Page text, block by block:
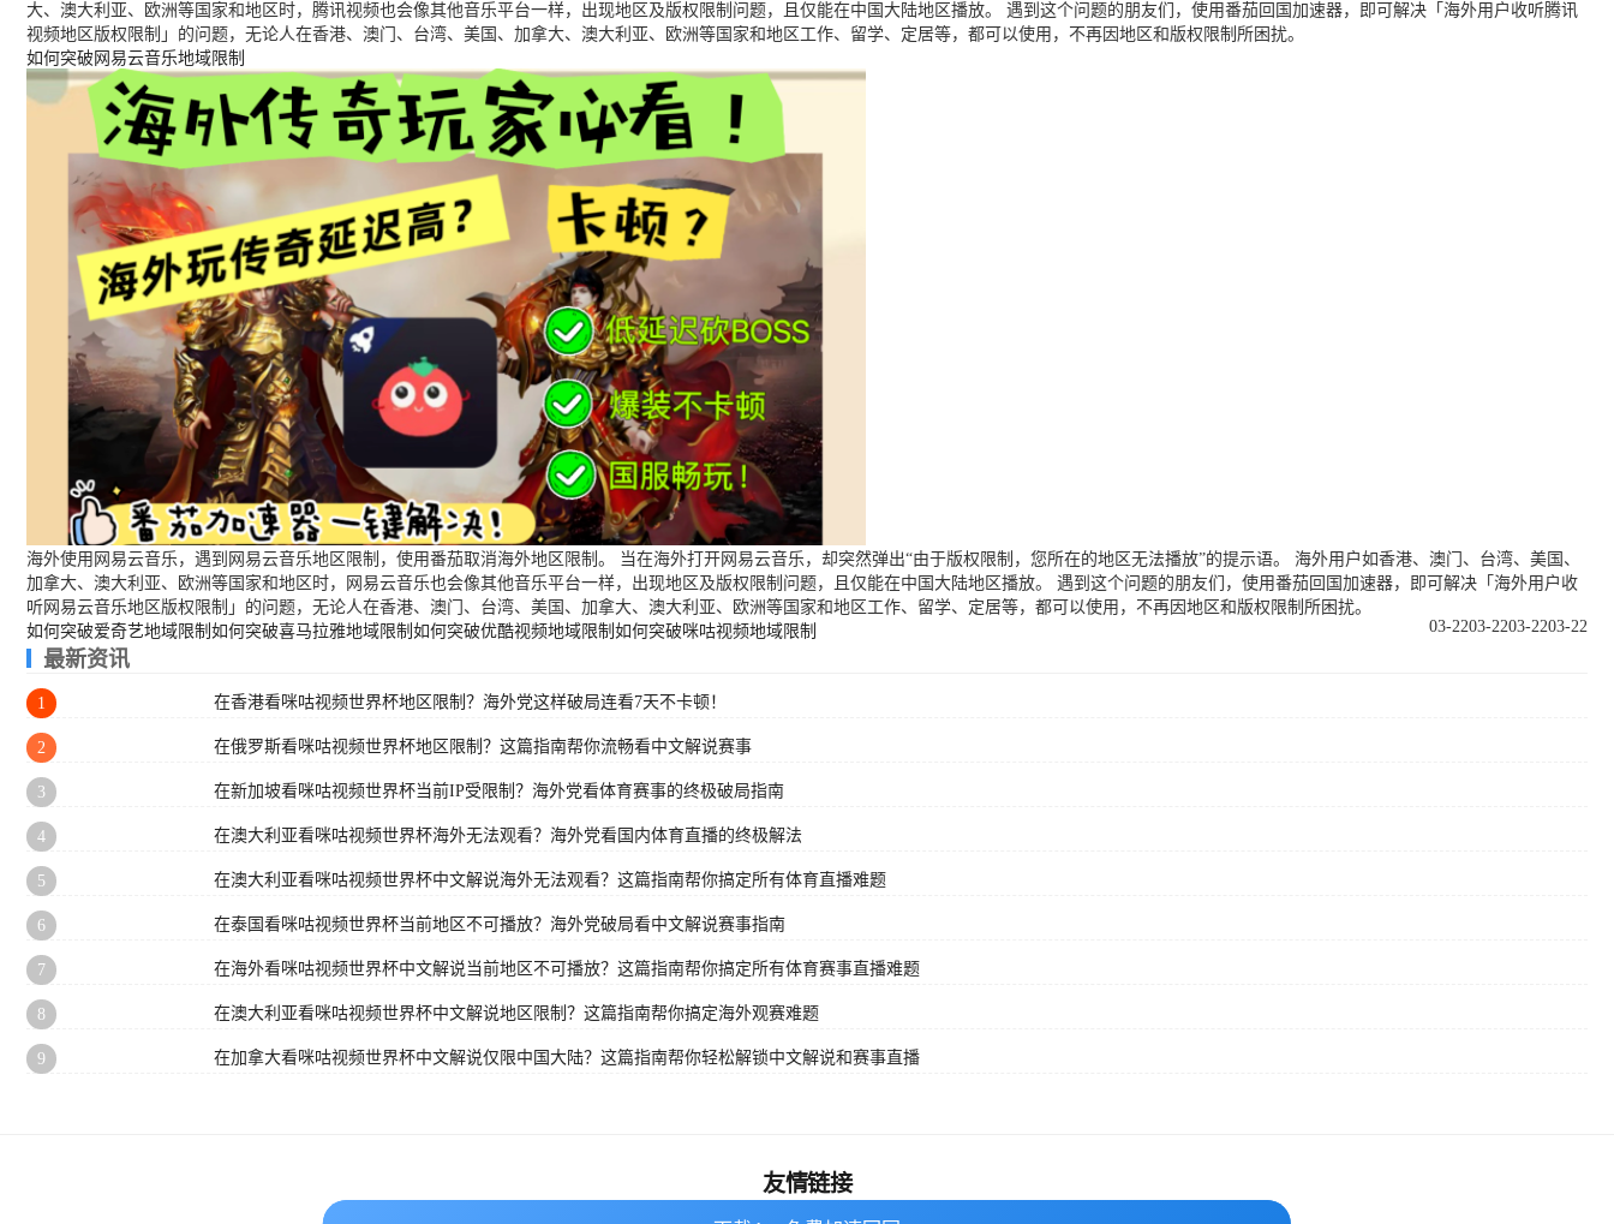
大、澳大利亚、欧洲等国家和地区时，腾讯视频也会像其他音乐平台一样，出现地区及版权限制问题，且仅能在中国大陆地区播放。 遇到这个问题的朋友们，使用番茄回国加速器，即可解决「海外用户收听腾讯
视频地区版权限制」的问题，无论人在香港、澳门、台湾、美国、加拿大、澳大利亚、欧洲等国家和地区工作、留学、定居等，都可以使用，不再因地区和版权限制所困扰。
如何突破网易云音乐地域限制
海外使用网易云音乐，遇到网易云音乐地区限制，使用番茄取消海外地区限制。 当在海外打开网易云音乐，却突然弹出“由于版权限制，您所在的地区无法播放”的提示语。 海外用户如香港、澳门、台湾、美国、
加拿大、澳大利亚、欧洲等国家和地区时，网易云音乐也会像其他音乐平台一样，出现地区及版权限制问题，且仅能在中国大陆地区播放。 遇到这个问题的朋友们，使用番茄回国加速器，即可解决「海外用户收
听网易云音乐地区版权限制」的问题，无论人在香港、澳门、台湾、美国、加拿大、澳大利亚、欧洲等国家和地区工作、留学、定居等，都可以使用，不再因地区和版权限制所困扰。
如何突破爱奇艺地域限制
03-22
如何突破喜马拉雅地域限制 03-22
如何突破优酷视频地域限制 03-22
如何突破咪咕视频地域限制 03-22
最新资讯
1 在香港看咪咕视频世界杯地区限制？海外党这样破局连看7天不卡顿！
2 在俄罗斯看咪咕视频世界杯地区限制？这篇指南帮你流畅看中文解说赛事
3 在新加坡看咪咕视频世界杯当前IP受限制？海外党看体育赛事的终极破局指南
4 在澳大利亚看咪咕视频世界杯海外无法观看？海外党看国内体育直播的终极解法
5 在澳大利亚看咪咕视频世界杯中文解说海外无法观看？这篇指南帮你搞定所有体育直播难题
6 在泰国看咪咕视频世界杯当前地区不可播放？海外党破局看中文解说赛事指南
7 在海外看咪咕视频世界杯中文解说当前地区不可播放？这篇指南帮你搞定所有体育赛事直播难题
8 在澳大利亚看咪咕视频世界杯中文解说地区限制？这篇指南帮你搞定海外观赛难题
9 在加拿大看咪咕视频世界杯中文解说仅限中国大陆？这篇指南帮你轻松解锁中文解说和赛事直播
友情链接